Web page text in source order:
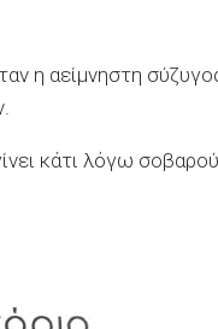
η αείμνηστη
κάτι λόγω